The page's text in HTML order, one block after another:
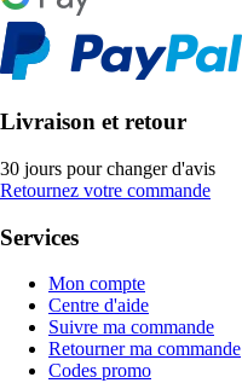
Livraison et retour
30 jours pour changer d'avis
Retournez votre commande
Services
Mon compte
Centre d'aide
Suivre ma commande
Retourner ma commande
Codes promo